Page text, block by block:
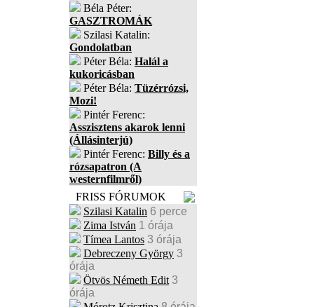
Béla Péter:
GASZTROMÁK
Szilasi Katalin:
Gondolatban
Péter Béla: Halál a
kukoricásban
Péter Béla: Tüzérrózsi,
Mozi!
Pintér Ferenc:
Asszisztens akarok lenni
(Állásinterjú)
Pintér Ferenc: Billy és a
rózsapatron (A
westernfilmről)
FRISS FÓRUMOK
Szilasi Katalin 6 perce
Zima István 1 órája
Tímea Lantos 3 órája
Debreczeny György 3
órája
Ötvös Németh Edit 3
órája